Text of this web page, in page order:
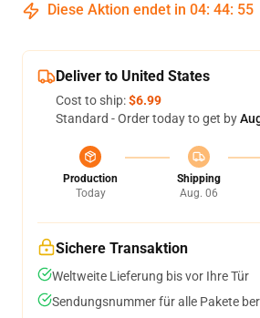
Diese Aktion endet in 04: 44: 54
Deliver to United States
Cost to ship:$6.99
Standard - Order today to get by
Production
Today
Shipping
Aug. 06
Sichere Transaktion
Weltweite Lieferung bis vor Ihre Tür
Sendungsnummer für alle Pakete